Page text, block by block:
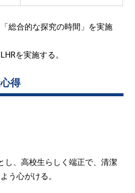
総合的な探究の時間」を実施
を実施する。
得
し、高校生らしく端正で、清潔
う心がける。